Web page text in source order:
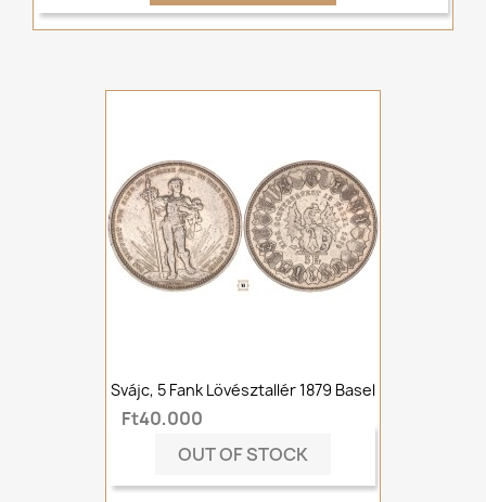
Svájc, 5 Fank Lövésztallér 1879 Basel
Ft40,000
OUT OF STOCK